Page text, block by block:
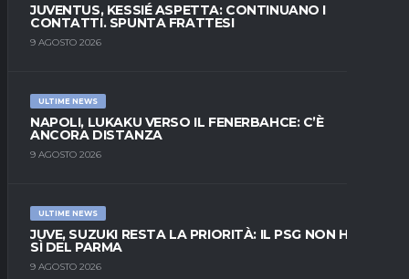
JUVENTUS, KESSIÉ ASPETTA: CONTINUANO I
CONTATTI. SPUNTA FRATTESI
9 AGOSTO 2026
ULTIME NEWS
NAPOLI, LUKAKU VERSO IL FENERBAHCE: C’È
ANCORA DISTANZA
9 AGOSTO 2026
ULTIME NEWS
JUVE, SUZUKI RESTA LA PRIORITÀ: IL PSG NON HA IL
SÌ DEL PARMA
9 AGOSTO 2026